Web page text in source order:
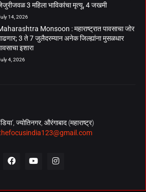
3 महिला भाविकांचा मृत्यू, 4 जखमी
14, 2026
Monsoon : महाराष्ट्रात पावसाचा जोर
3 ते 7 जुलैदरम्यान अनेक जिल्ह्यांना मुसळधार
इशारा
4, 2026
ज्योतिनगर, औरंगाबाद (महाराष्ट्र)